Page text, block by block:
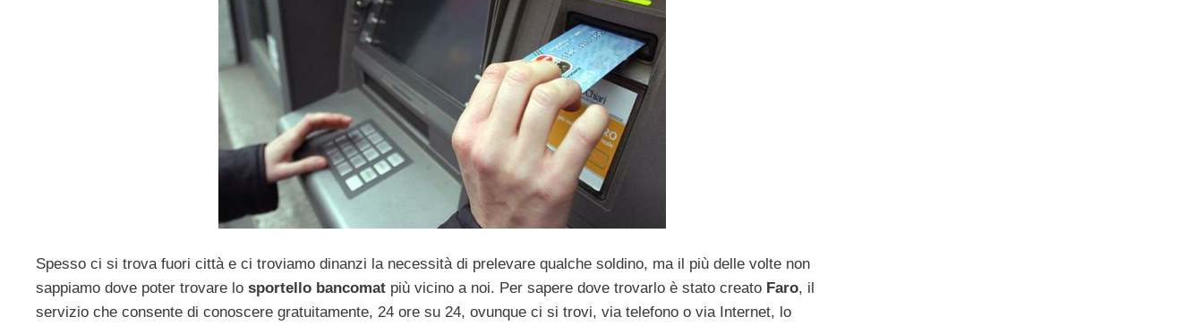
Spesso ci si trova fuori città e ci troviamo dinanzi la necessità di prelevare qualche soldino, ma il più delle volte non
sappiamo dove poter trovare lo sportello bancomat più vicino a noi. Per sapere dove trovarlo è stato creato Faro, il
servizio che consente di conoscere gratuitamente, 24 ore su 24, ovunque ci si trovi, via telefono o via Internet, lo